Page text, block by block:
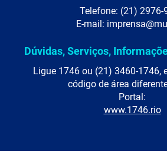
Telefone: (21) 2976-
E-mail:
Dúvidas, Serviços,
Ligue 1746 ou (21) 3460-1746,
código de área
Portal:
www.1746.rio